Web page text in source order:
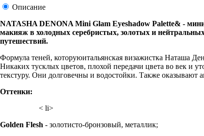
Описание
NATASHA DENONA Mini Glam Eyeshadow Palette& -
макияж в холодных серебристых, золотых и
путешествий.
Формула теней, которуюитальянская визажистка Наташа
Никаких тусклых цветов, плохой передачи цвета во век и
текстуру. Они долговечны и водостойки. Также оказывают
Оттенки:
< li>
Golden Flesh - золотисто-бронзовый, металлик;